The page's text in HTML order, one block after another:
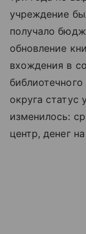
учреждение
получало
обновление
вхождения в
округа статус
изменилось:
центр, денег